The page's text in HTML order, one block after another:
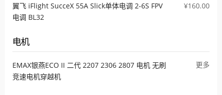
翼飞 iFlight SucceX 55A Slick单体电调 2-6S FPV
电调 BL32
¥160.00
电机
EMAX银燕ECO II 二代 2207 2306 2807 电机 无刷
竞速电机穿越机
更多